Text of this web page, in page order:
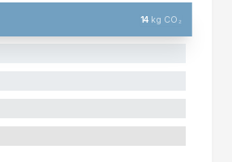
14 kg CO₂